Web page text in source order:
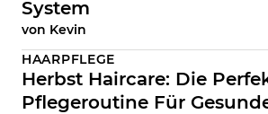
System
von Kevin
HAARPFLEGE
Herbst Haircare: Die
Pflegeroutine Für